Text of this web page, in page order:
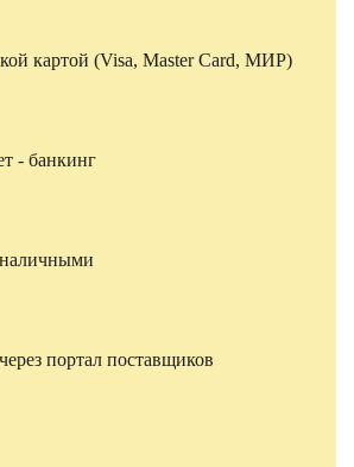
картой (Visa, Master Card, МИР)
- банкинг
портал поставщиков